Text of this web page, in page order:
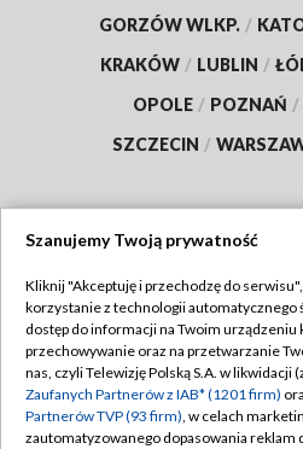
GORZÓW WLKP. /
KRAKÓW / LUBLIN /
OPOLE / POZNAŃ /
SZCZECIN /
TVP
Abonament TVP
Emisja w TVP
Centrum informacji TVP
Polityka
Moje
Szanujemy Twoją prywatność
Kliknij "Akceptuję i przechodzę do
korzystanie z technologii automatycznego
dostęp do informacji na Twoim urządzeniu
przechowywanie oraz na przetwarzanie
nas, czyli Telewizję Polską S.A. w likwidacji
Zaufanych Partnerów z IAB* (1201 firm)
Partnerów TVP (93 firm), w celach
zautomatyzowanego dopasowania reklam